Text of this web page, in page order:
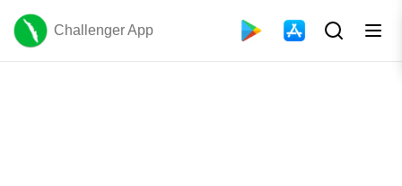
Challenger App